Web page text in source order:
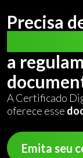
Precisa
a
A Certificado
oferece esse
Emita seu